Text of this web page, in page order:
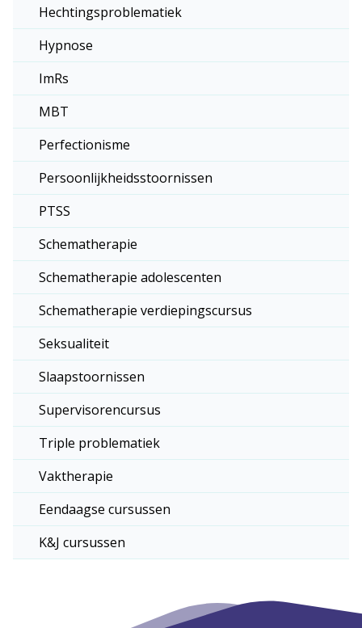
Hechtingsproblematiek
Hypnose
ImRs
MBT
Perfectionisme
Persoonlijkheidsstoornissen
PTSS
Schematherapie
Schematherapie adolescenten
Schematherapie verdiepingscursus
Seksualiteit
Slaapstoornissen
Supervisorencursus
Triple problematiek
Vaktherapie
Eendaagse cursussen
K&J cursussen